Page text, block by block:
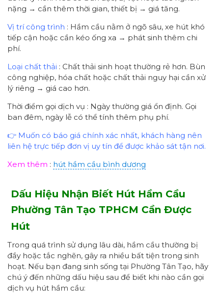
nặng → cần thêm thời gian, thiết bị → giá tăng.
Vị trí công trình : Hầm cầu nằm ở ngõ sâu, xe hút khó
tiếp cận hoặc cần kéo ống xa → phát sinh thêm chi
phí.
Loại chất thải : Chất thải sinh hoạt thường rẻ hơn. Bùn
công nghiệp, hóa chất hoặc chất thải nguy hại cần xử
lý riêng → giá cao hơn.
Thời điểm gọi dịch vụ : Ngày thường giá ổn định. Gọi
ban đêm, ngày lễ có thể tính thêm phụ phí.
👉 Muốn có báo giá chính xác nhất, khách hàng nên
liên hệ trực tiếp đơn vị uy tín để được khảo sát tận nơi.
Xem thêm : hút hầm cầu bình dương
Dấu Hiệu Nhận Biết Hút Hầm Cầu
Phường Tân Tạo TPHCM Cần Được
Hút
Trong quá trình sử dụng lâu dài, hầm cầu thường bị
đầy hoặc tắc nghẽn, gây ra nhiều bất tiện trong sinh
hoạt. Nếu bạn đang sinh sống tại Phường Tân Tạo, hãy
chú ý đến những dấu hiệu sau để biết khi nào cần gọi
dịch vụ hút hầm cầu: